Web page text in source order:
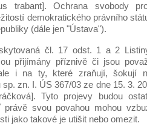
trabant]. Ochrana svobody
demokratického právního
(dále jen "Ústava").
čl. 17 odst. 1 a 2
přijímány příznivě či jsou
i na ty, které zraňují, šokují
zn. I. ÚS 367/03 ze dne 15. 3.
Tyto projevy budou
právě svou povahou mohou
jako takové je utišit nebo omezit.